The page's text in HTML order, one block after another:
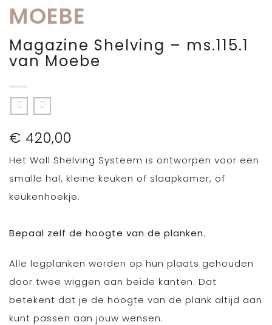
Magazine Shelving – ms.115.1
van Moebe
€ 420,00
MOEBE
Het Wall Shelving Systeem is ontworpen voor een
smalle hal, kleine keuken of slaapkamer, of
keukenhoekje.
Bepaal zelf de hoogte van de planken.
Alle legplanken worden op hun plaats gehouden
door twee wiggen aan beide kanten. Dat
betekent dat je de hoogte van de plank altijd aan
kunt passen aan jouw wensen.